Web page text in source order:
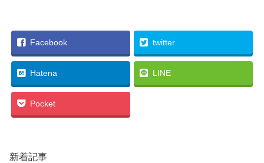
Facebook twitter
Hatena LINE
Pocket
新着記事